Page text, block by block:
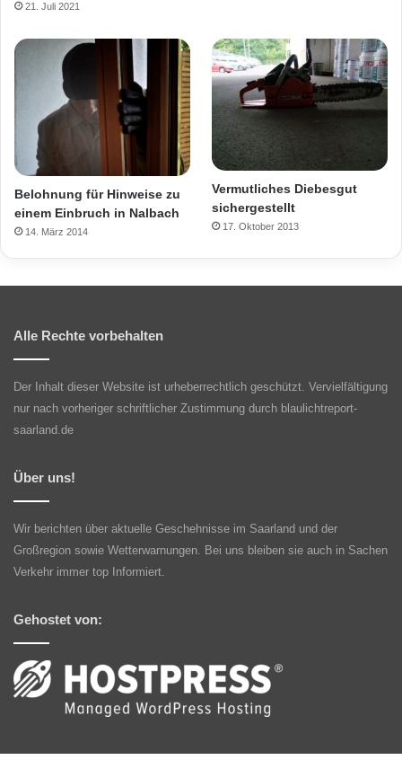
21. Juli 2021
Belohnung für Hinweise zu
einem Einbruch in Nalbach
14. März 2014
Vermutliches Diebesgut
sichergestellt
17. Oktober 2013
Alle Rechte vorbehalten
Der Inhalt dieser Website ist urheberrechtlich geschützt. Vervielfältigung
nur nach vorheriger schriftlicher Zustimmung durch blaulichtreport-
saarland.de
Über uns!
Wir berichten über aktuelle Geschehnisse im Saarland und der
Großregion sowie Wetterwarnungen. Bei uns bleiben sie auch in Sachen
Verkehr immer top Informiert.
Gehostet von: